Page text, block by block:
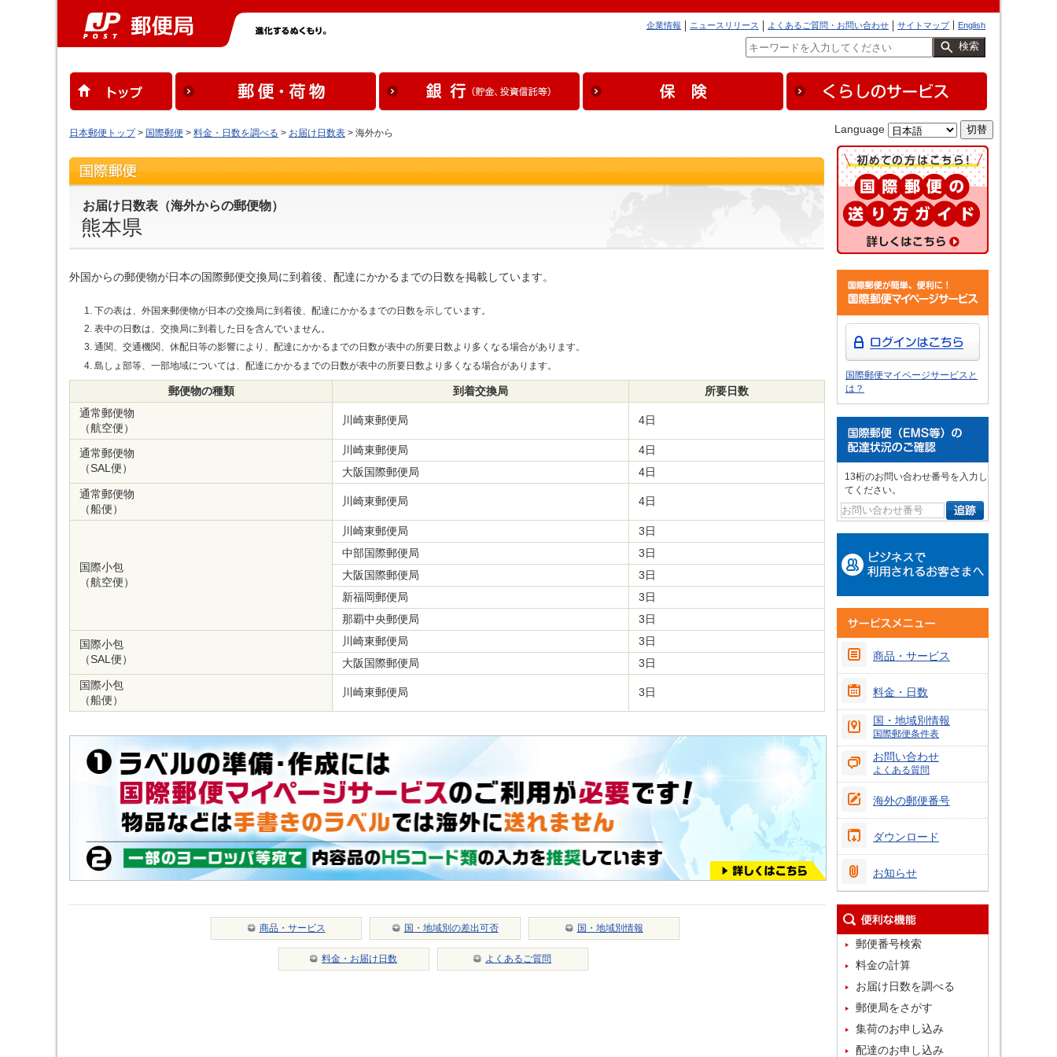
English
サイトマップ
よくあるご質問・お問い合わせ
ニュースリリース
企業情報
検索
日本郵便トップ> 国際郵便 > 料金・日数を調べる > お届け日数表 > 海外から Language
お届け日数表（海外からの郵便物）
熊本県
外国からの郵便物が日本の国際郵便交換局に到着後、配達にかかるまでの日数を掲載しています。
下の表は、外国来郵便物が日本の交換局に到着後、配達にかかるまでの日数を示しています。
表中の日数は、交換局に到着した日を含んでいません。
通関、交通機関、休配日等の影響により、配達にかかるまでの日数が表中の所要日数より多くなる場合があります。
島しょ部等、一部地域については、配達にかかるまでの日数が表中の所要日数より多くなる場合があります。
郵便物の種類 到着交換局
所要日数
通常郵便物
（航空便）
川崎東郵便局 4日
通常郵便物
（SAL便）
川崎東郵便局
4日
大阪国際郵便局
4日
通常郵便物
（船便）
川崎東郵便局 4日
国際小包
（航空便）
川崎東郵便局
3日
中部国際郵便局
3日
大阪国際郵便局
3日
新福岡郵便局
3日
那覇中央郵便局
3日
国際小包
（SAL便）
川崎東郵便局
3日
大阪国際郵便局
3日
国際小包
（船便）
川崎東郵便局 3日
商品・サービス 国・地域別の差出可否 国・地域別情報
料金・お届け日数 よくあるご質問
国際郵便マイページサービスと
は？
13桁のお問い合わせ番号を入力し
てください。
商品・サービス
料金・日数
国・地域別情報
国際郵便条件表
お問い合わせ
よくある質問
海外の郵便番号
ダウンロード
お知らせ
郵便番号検索
料金の計算
お届け日数を調べる
郵便局をさがす
集荷のお申し込み
配達のお申し込み